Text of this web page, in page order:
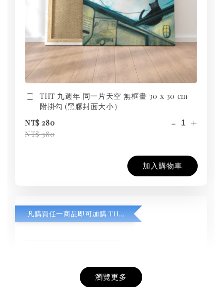
THT 九週年 同一片天空 無框畫 30 x 30 cm
附掛勾 (黑膠封面大小）
NT$ 280
NT$ 380
- +
加入購物車
凡購買任一商品即可加購 THT 九週年紀念 T-shirt
瀏覽更多